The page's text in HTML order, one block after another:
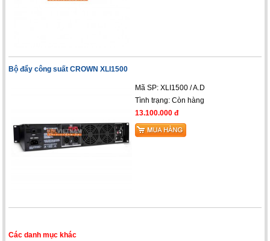
Bộ đẩy công suất CROWN XLI1500
Mã SP: XLI1500 / A.D
Tình trạng: Còn hàng
13.100.000 đ
Các danh mục khác